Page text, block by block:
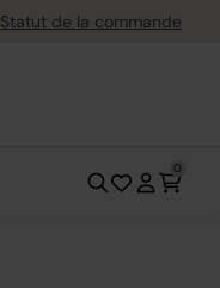
Statut de la commande
0